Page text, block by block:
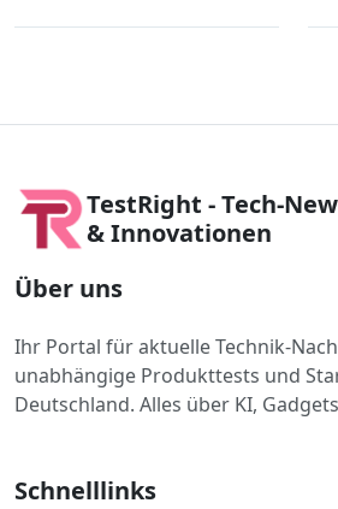
TestRight - Tech-
& Innovationen
Über uns
Ihr Portal für aktuelle Technik-
unabhängige Produkttests und
Deutschland. Alles über KI,
Schnelllinks